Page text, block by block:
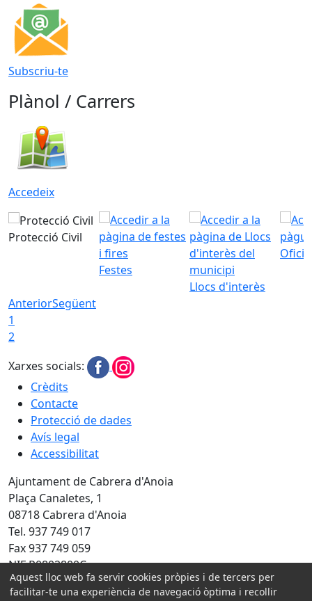
Subscriu-te
Plànol / Carrers
Accedeix
Protecció Civil
Festes
Llocs d'interès
AnteriorSegüent
1
2
Xarxes socials:
Crèdits
Contacte
Protecció de dades
Avís legal
Accessibilitat
Ajuntament de Cabrera d'Anoia
Plaça Canaletes, 1
08718 Cabrera d'Anoia
Tel. 937 749 017
Fax 937 749 059
NIF P0802800C
Amb la col·laboració de:
Aquest lloc web fa servir cookies pròpies i de tercers per
facilitar-te una experiència de navegació òptima i recollir